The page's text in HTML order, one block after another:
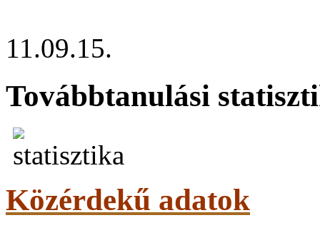
11.09.15.
Továbbtanulási
Közérdekű adatok